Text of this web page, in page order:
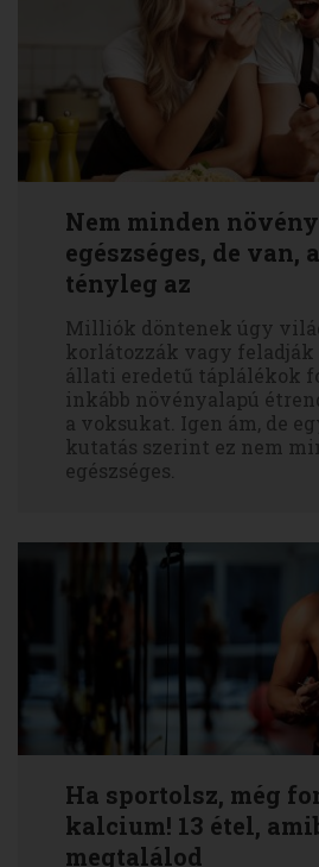
Nem minden
egészséges, de van,
tényleg az
Milliók döntenek úgy
korlátozzák vagy feladják
állati eredetű táplálékok
inkább növényalapú
a voksukat. Igen ám, de
kutatás szerint ez nem
egészséges.
Ha sportolsz, még
kalcium! 13 étel,
megtalálod